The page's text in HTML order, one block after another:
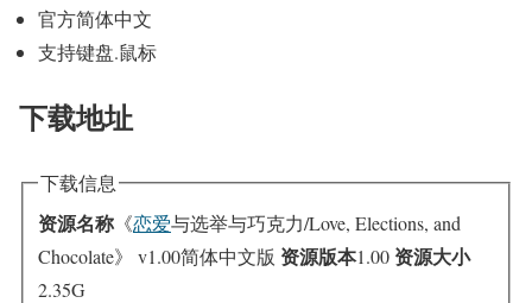
官方简体中文
支持键盘.鼠标
下载地址
下载信息
资源名称 《恋爱与选举与巧克力/Love, Elections, and
Chocolate》 v1.00简体中文版 资源版本1.00 资源大小
2.35G